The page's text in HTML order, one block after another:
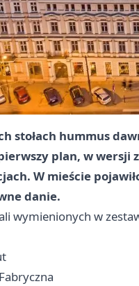
stołach hummus
plan, w wersji
W mieście
danie.
wymienionych w